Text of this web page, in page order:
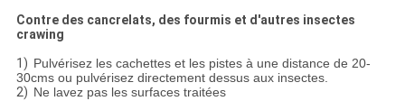
Contre des cancrelats, des fourmis et d'autres insectes
crawing
1) Pulvérisez les cachettes et les pistes à une distance de 20-
30cms ou pulvérisez directement dessus aux insectes.
2) Ne lavez pas les surfaces traitées